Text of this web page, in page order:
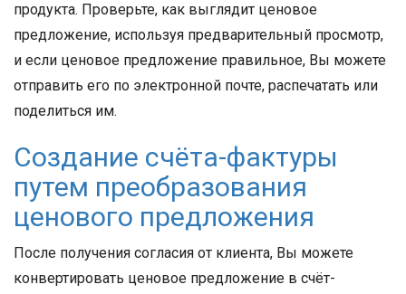
продукта. Проверьте, как выглядит ценовое
предложение, используя предварительный просмотр,
и если ценовое предложение правильное, Вы можете
отправить его по электронной почте, распечатать или
поделиться им.
Создание счёта-фактуры
путем преобразования
ценового предложения
После получения согласия от клиента, Вы можете
конвертировать ценовое предложение в счёт-